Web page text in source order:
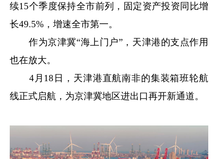
续15个季度保持全市前列，固定资产投资同比增
长49.5%，增速全市第一。
作为京津冀“海上门户”，天津港的支点作用
也在放大。
4月18日，天津港直航南非的集装箱班轮航
线正式启航，为京津冀地区进出口再开新通道。